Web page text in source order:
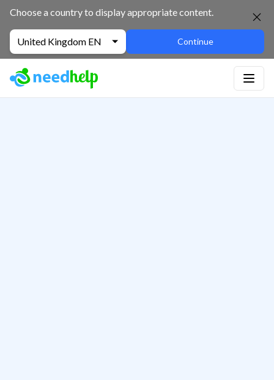
Choose a country to display appropriate content.
United Kingdom EN Continue